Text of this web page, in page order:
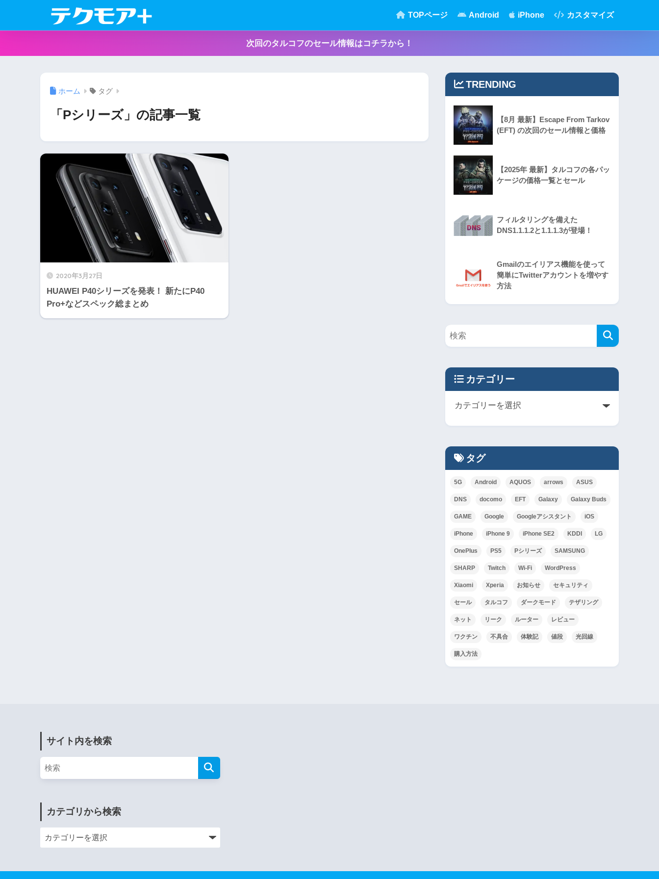
TOPページ Android iPhone カスタマイズ
次回のタルコフのセール情報はコチラから！
ホーム タグ
「Pシリーズ」の記事一覧
2020年3月27日
HUAWEI P40シリーズを発表！ 新たにP40
Pro+などスペック総まとめ
TRENDING
【8月 最新】Escape From Tarkov
(EFT) の次回のセール情報と価格
【2025年 最新】タルコフの各パッ
ケージの価格一覧とセール
フィルタリングを備えた
DNS1.1.1.2と1.1.1.3が登場！
Gmailのエイリアス機能を使って
簡単にTwitterアカウントを増やす
方法
カテゴリー
タグ
5G Android AQUOS arrows ASUS
DNS docomo EFT Galaxy Galaxy Buds
GAME Google Googleアシスタント iOS
iPhone iPhone 9 iPhone SE2 KDDI LG
OnePlus PS5 Pシリーズ SAMSUNG
SHARP Twitch Wi-Fi WordPress
Xiaomi Xperia お知らせ セキュリティ
セール タルコフ ダークモード テザリング
ネット リーク ルーター レビュー
ワクチン 不具合 体験記 値段 光回線
購入方法
サイト内を検索
カテゴリから検索